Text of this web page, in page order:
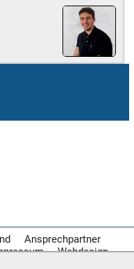
Ansprechpartner
Webdesign